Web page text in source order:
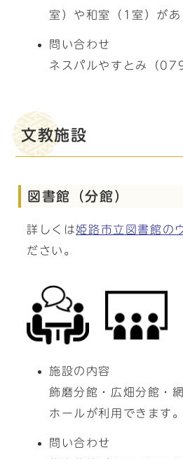
室）や和室（1室）があ
問い合わせ
ネスパルやすとみ（
文教施設
図書館（分館）
詳しくは姫路市立図書館の
ださい。
施設の内容
飾磨分館・広畑分館・
ホールが利用できます。
問い合わせ